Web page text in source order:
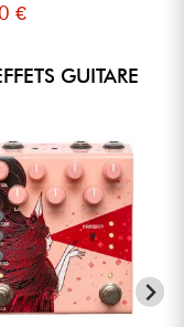
€
GUITARE